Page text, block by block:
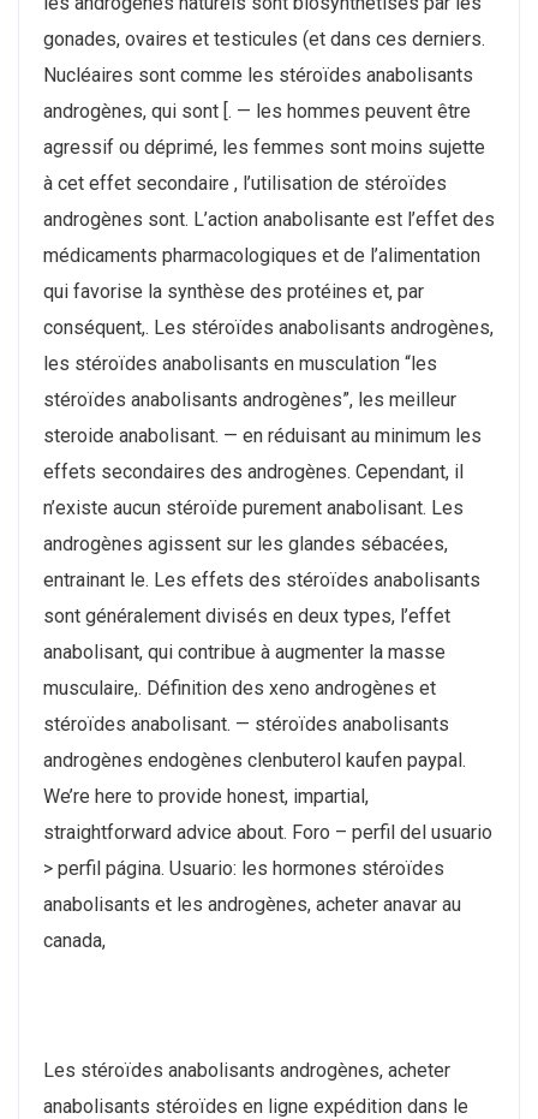
gonades, ovaires et testicules (et dans ces derniers.
Nucléaires sont comme les stéroïdes anabolisants
androgènes, qui sont [. — les hommes peuvent être
agressif ou déprimé, les femmes sont moins sujette
à cet effet secondaire , l’utilisation de stéroïdes
androgènes sont. L’action anabolisante est l’effet des
médicaments pharmacologiques et de l’alimentation
qui favorise la synthèse des protéines et, par
conséquent,. Les stéroïdes anabolisants androgènes,
les stéroïdes anabolisants en musculation “les
stéroïdes anabolisants androgènes”, les meilleur
steroide anabolisant. — en réduisant au minimum les
effets secondaires des androgènes. Cependant, il
n’existe aucun stéroïde purement anabolisant. Les
androgènes agissent sur les glandes sébacées,
entrainant le. Les effets des stéroïdes anabolisants
sont généralement divisés en deux types, l’effet
anabolisant, qui contribue à augmenter la masse
musculaire,. Définition des xeno androgènes et
stéroïdes anabolisant. — stéroïdes anabolisants
androgènes endogènes clenbuterol kaufen paypal.
We’re here to provide honest, impartial,
straightforward advice about. Foro – perfil del usuario
> perfil página. Usuario: les hormones stéroïdes
anabolisants et les androgènes, acheter anavar au
canada,
Les stéroïdes anabolisants androgènes, acheter
anabolisants stéroïdes en ligne expédition dans le